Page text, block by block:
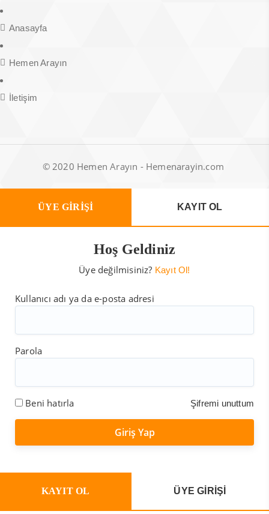
Anasayfa
Hemen Arayın
İletişim
© 2020 Hemen Arayın - Hemenarayin.com
ÜYE GİRİŞİ KAYIT OL
Hoş Geldiniz
Üye değilmisiniz? Kayıt Ol!
Kullanıcı adı ya da e-posta adresi
Parola
Beni hatırla Şifremi unuttum
KAYIT OL ÜYE GİRİŞİ